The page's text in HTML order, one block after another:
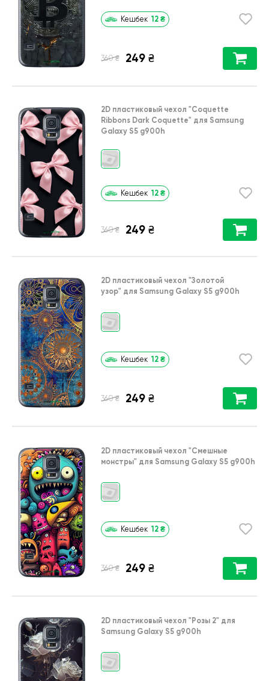
Кешбек 12 ₴
360 ₴ 249 ₴
2D пластиковый чехол "Coquette
Ribbons Dark Coquette" для Samsung
Galaxy S5 g900h
Кешбек 12 ₴
360 ₴ 249 ₴
2D пластиковый чехол "Золотой
узор" для Samsung Galaxy S5 g900h
Кешбек 12 ₴
360 ₴ 249 ₴
2D пластиковый чехол "Cмешные
монстры" для Samsung Galaxy S5 g900h
Кешбек 12 ₴
360 ₴ 249 ₴
2D пластиковый чехол "Розы 2" для
Samsung Galaxy S5 g900h